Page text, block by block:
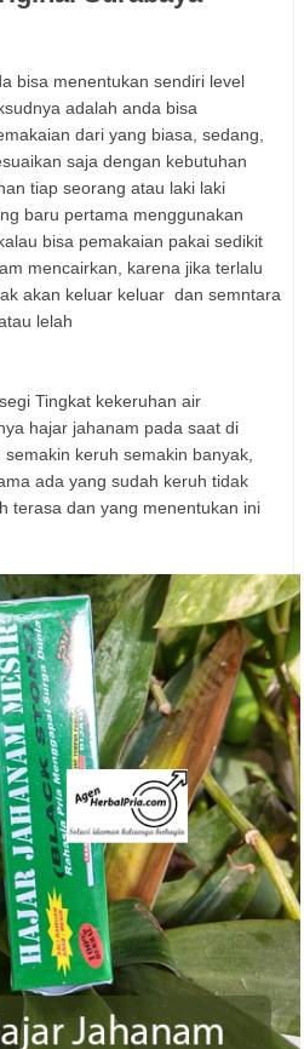
bisa menentukan sendiri level
adalah anda bisa
dari yang biasa, sedang,
saja dengan kebutuhan
tiap seorang atau laki laki
baru pertama menggunakan
bisa pemakaian pakai sedikit
mencairkan, karena jika terlalu
akan keluar keluar dan semntara
lelah
Tingkat kekeruhan air
hajar jahanam pada saat di
keruh semakin banyak,
ada yang sudah keruh tidak
terasa dan yang menentukan ini